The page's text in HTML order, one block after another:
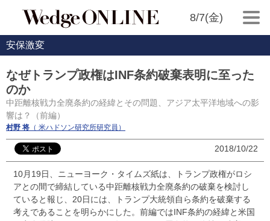
8/7(金)
安保激変
なぜトランプ政権はINF条約破棄表明に至った
のか
中距離核戦力全廃条約の経緯とその問題、アジア太平洋地域への影
響は？（前編）
村野 将 （ 米ハドソン研究所研究員）
2018/10/22
10月19日、ニューヨーク・タイムズ紙は、トランプ政権がロシ
アとの間で締結している中距離核戦力全廃条約の破棄を検討し
ていると報じ、20日には、トランプ大統領自ら条約を破棄する
考えであることを明らかにした。前編ではINF条約の経緯と米国